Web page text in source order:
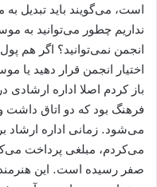
است، می‌گویند باید تبدیل
نداریم چطور می‌توانید به
انجمن نمی‌توانید؟ اگر هم
اختیار انجمن قرار دهید یا
باز کردم اصلا اداره
فرهنگ بود که دو اتاق داشت
می‌شود. زمانی اداره ارشاد
می‌کردم، مبلغی پرداخت
صفر رسیده است. این